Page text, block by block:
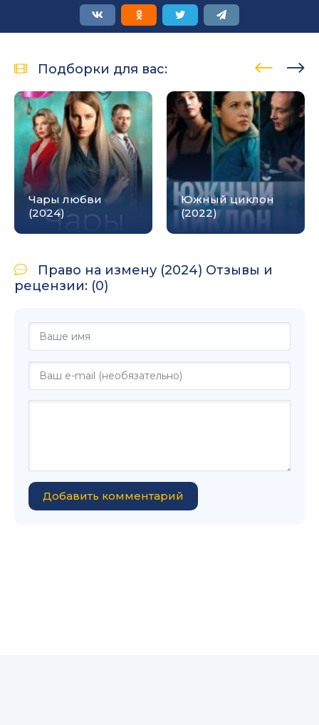
Подборки для вас:
Чары любви
(2024)
Южный циклон
(2022)
Право на измену (2024) Отзывы и
рецензии: (0)
Добавить комментарий